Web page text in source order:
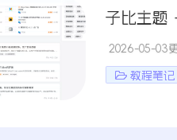
子比主题
2026-05-03
教程笔记